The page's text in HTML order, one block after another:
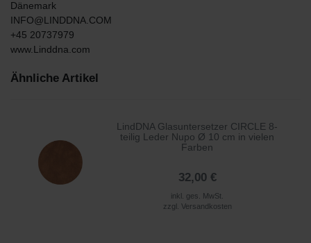
Dänemark
INFO@LINDDNA.COM
+45 20737979
www.Linddna.com
Ähnliche Artikel
LindDNA Glasuntersetzer CIRCLE 8-
teilig Leder Nupo Ø 10 cm in vielen
Farben
32,00 €
inkl. ges. MwSt.
zzgl. Versandkosten